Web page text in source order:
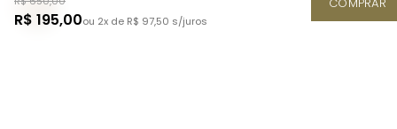
R$ 195,00ou 2x de R$ 97,50 s/juros